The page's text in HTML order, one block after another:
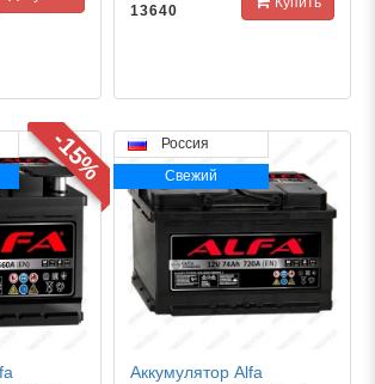
13640
-15%
Россия
Свежий
Аккумулятор Alfa